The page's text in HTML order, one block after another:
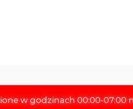
w godzinach 00:00-